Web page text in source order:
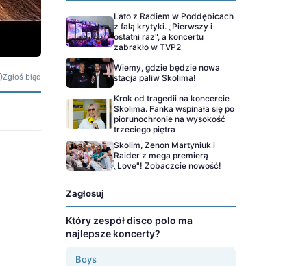
Zgłoś błąd
Lato z Radiem w Poddębicach
z falą krytyki. „Pierwszy i
ostatni raz", a koncertu
zabrakło w TVP2
Wiemy, gdzie będzie nowa
stacja paliw Skolima!
Krok od tragedii na koncercie
Skolima. Fanka wspinała się po
piorunochronie na wysokość
trzeciego piętra
Skolim, Zenon Martyniuk i
Raider z mega premierą
„Love"! Zobaczcie nowość!
Zagłosuj
Który zespół disco polo ma
najlepsze koncerty?
Boys